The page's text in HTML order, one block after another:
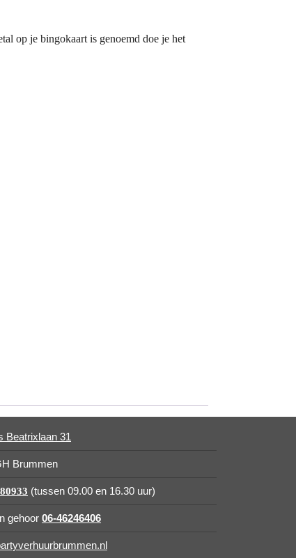
op je bingokaart is genoemd doe je het
Beatrixlaan 31
Brummen
(tussen 09.00 en 16.30 uur)
gehoor 06-46246406